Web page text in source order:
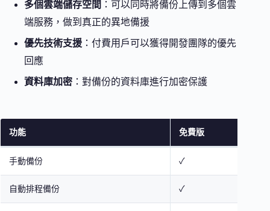
多個雲端儲存空間 ：可以同時將備份上傳到多個雲
端服務，做到真正的異地備援
優先技術支援 ：付費用戶可以獲得開發團隊的優先
回應
資料庫加密 ：對備份的資料庫進行加密保護
功能 免費版
手動備份 ✓
自動排程備份 ✓